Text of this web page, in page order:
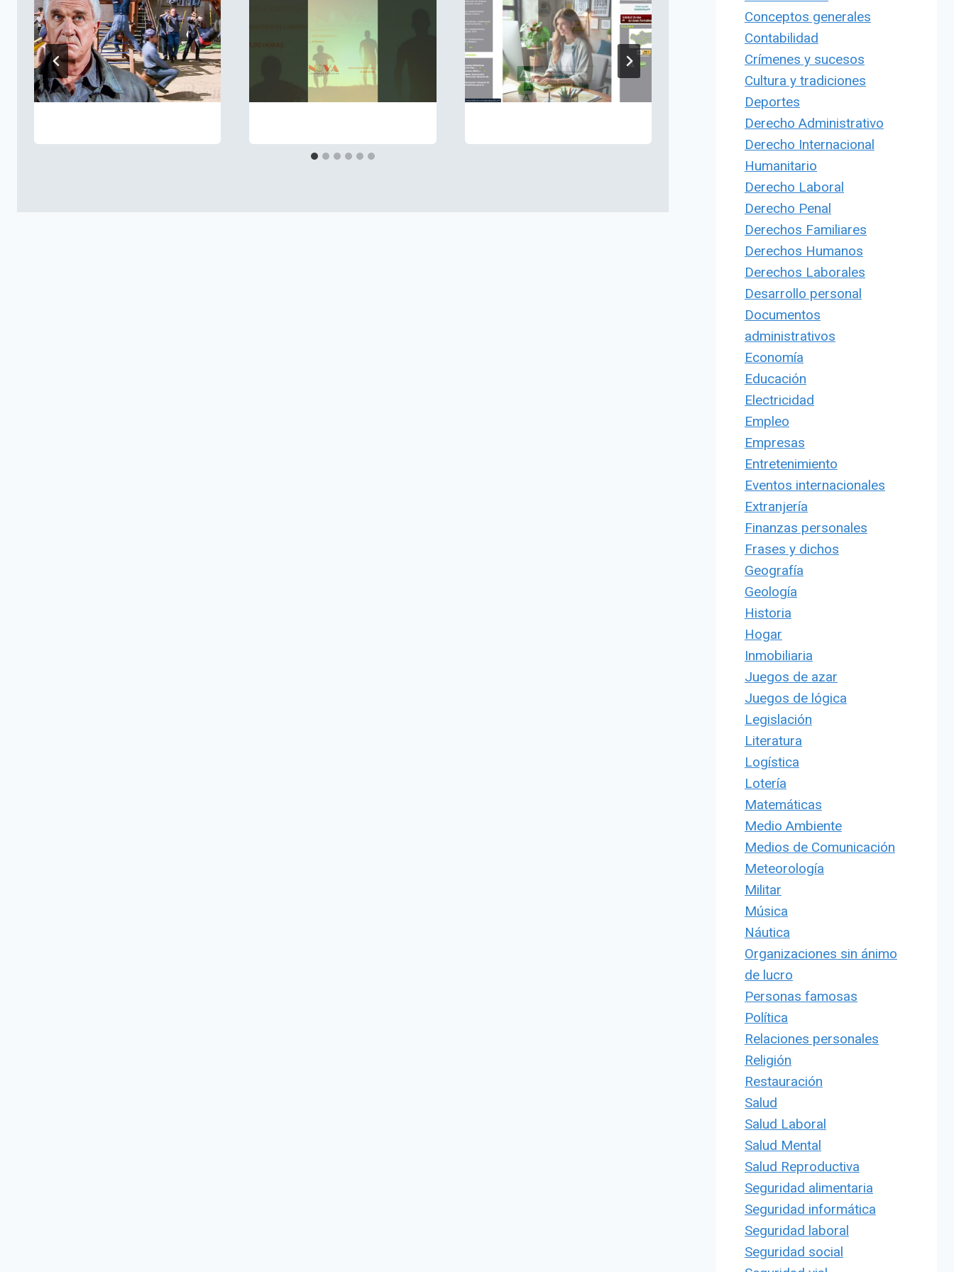
Conceptos generales
Contabilidad
Crímenes y sucesos
Cultura y tradiciones
Deportes
Derecho Administrativo
Derecho Internacional
Humanitario
Derecho Laboral
Derecho Penal
Derechos Familiares
Derechos Humanos
Derechos Laborales
Desarrollo personal
Documentos
administrativos
Economía
Educación
Electricidad
Empleo
Empresas
Entretenimiento
Eventos internacionales
Extranjería
Finanzas personales
Frases y dichos
Geografía
Geología
Historia
Hogar
Inmobiliaria
Juegos de azar
Juegos de lógica
Legislación
Literatura
Logística
Lotería
Matemáticas
Medio Ambiente
Medios de Comunicación
Meteorología
Militar
Música
Náutica
Organizaciones sin ánimo
de lucro
Personas famosas
Política
Relaciones personales
Religión
Restauración
Salud
Salud Laboral
Salud Mental
Salud Reproductiva
Seguridad alimentaria
Seguridad informática
Seguridad laboral
Seguridad social